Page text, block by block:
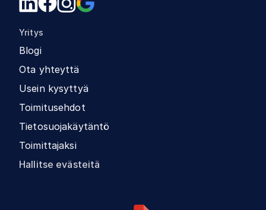
Yritys
Blogi
Ota yhteyttä
Usein kysyttyä
Toimitusehdot
Tietosuojakäytäntö
Toimittajaksi
Hallitse evästeitä